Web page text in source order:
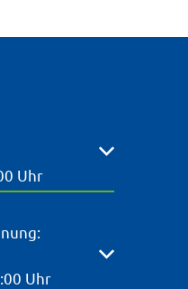
Schließzeiten
Uhr
Schließzeiten
Uhr